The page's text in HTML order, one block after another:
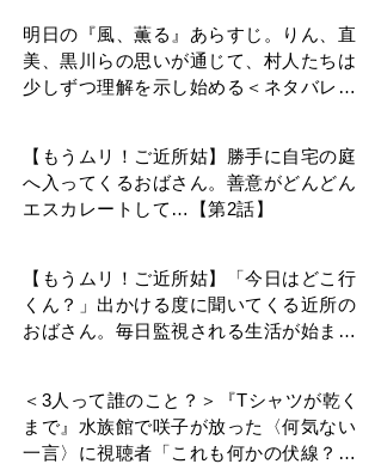
明日の『風、薫る』あらすじ。りん、直
美、黒川らの思いが通じて、村人たちは
少しずつ理解を示し始める＜ネタバレあ
【もうムリ！ご近所姑】勝手に自宅の庭
へ入ってくるおばさん。善意がどんどん
エスカレートして…【第2話】
【もうムリ！ご近所姑】「今日はどこ行
くん？」出かける度に聞いてくる近所の
おばさん。毎日監視される生活が始ま
＜3人って誰のこと？＞『Tシャツが乾く
まで』水族館で咲子が放った〈何気ない
一言〉に視聴者「これも何かの伏線？」